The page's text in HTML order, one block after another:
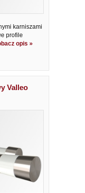
karniszami
profile
opis »
Valleo